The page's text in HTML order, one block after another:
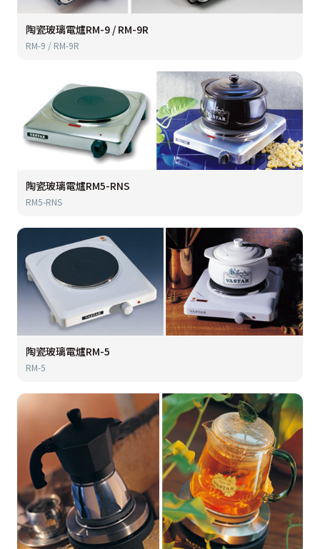
陶瓷玻璃電爐RM-9 / RM-9R
RM-9 / RM-9R
陶瓷玻璃電爐RM5-RNS
RM5-RNS
陶瓷玻璃電爐RM-5
RM-5